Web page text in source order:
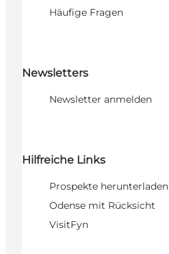
Häufige Fragen
Newsletters
Newsletter anmelden
Hilfreiche Links
Prospekte herunterladen
Odense mit Rücksicht
VisitFyn